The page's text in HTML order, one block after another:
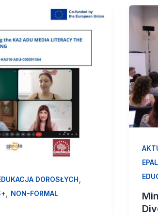
DOROSŁYCH
NON-FORMAL